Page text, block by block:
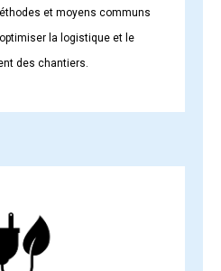
et moyens communs
la logistique et le
des chantiers.